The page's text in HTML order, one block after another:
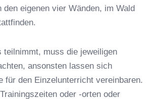
den richtigen Hundetrainer in
den eigenen vier Wänden, im Wald
teilnimmt, muss die jeweiligen
ansonsten lassen sich
für den Einzelunterricht vereinbaren.
oder -orten oder